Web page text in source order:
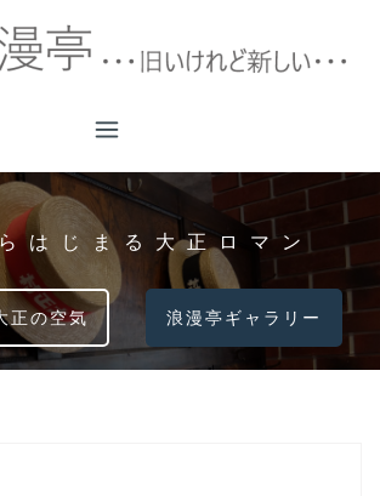
はじまる大正ロマン
正の空気 浪漫亭ギャラリー